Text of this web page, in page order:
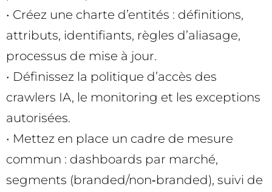
• Créez une charte d’entités : définitions,
attributs, identifiants, règles d’aliasage,
processus de mise à jour.
• Définissez la politique d’accès des
crawlers IA, le monitoring et les exceptions
autorisées.
• Mettez en place un cadre de mesure
commun : dashboards par marché,
segments (branded/non‑branded), suivi de